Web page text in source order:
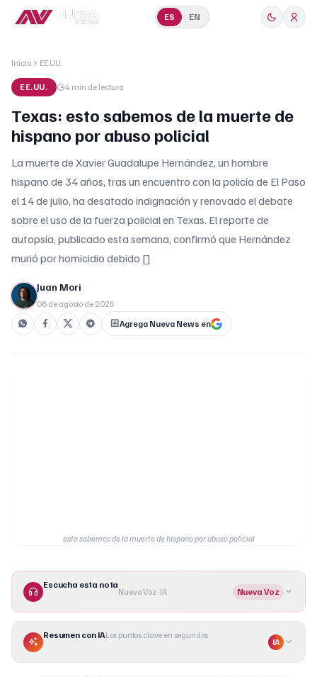
ES EN
Inicio EE.UU.
EE.UU. 4 min de lectura
Texas: esto sabemos de la muerte de
hispano por abuso policial
La muerte de Xavier Guadalupe Hernández, un hombre
hispano de 34 años, tras un encuentro con la policía de El Paso
el 14 de julio, ha desatado indignación y renovado el debate
sobre el uso de la fuerza policial en Texas. El reporte de
autopsia, publicado esta semana, confirmó que Hernández
murió por homicidio debido []
Juan Mori
08 de agosto de 2025
Agrega Nueva News en
esto sabemos de la muerte de hispano por abuso policial
Escucha esta nota
Nueva Voz · IA Nueva Voz
Resumen con IALos puntos clave en segundos
IA